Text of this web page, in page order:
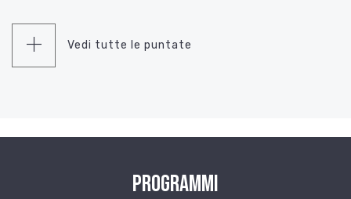
Vedi tutte le puntate
Programmi